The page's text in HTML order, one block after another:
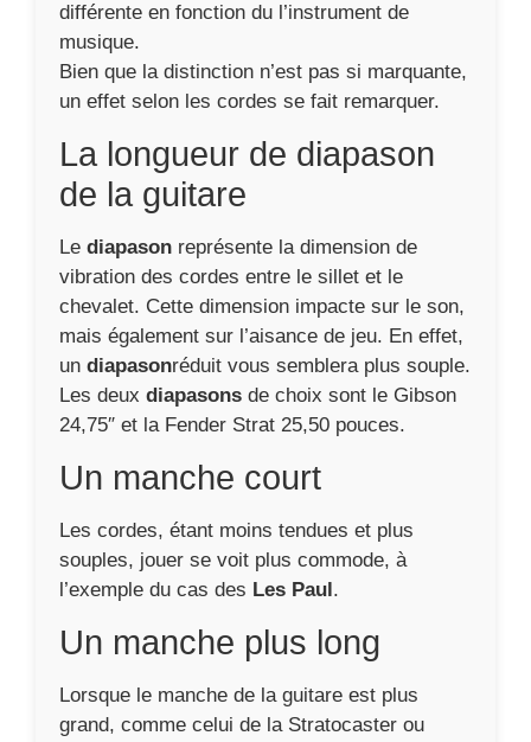
différente en fonction du l’instrument de
musique.
Bien que la distinction n’est pas si marquante,
un effet selon les cordes se fait remarquer.
La longueur de diapason
de la guitare
Le diapason représente la dimension de
vibration des cordes entre le sillet et le
chevalet. Cette dimension impacte sur le son,
mais également sur l’aisance de jeu. En effet,
un diapasonréduit vous semblera plus souple.
Les deux diapasons de choix sont le Gibson
24,75″ et la Fender Strat 25,50 pouces.
Un manche court
Les cordes, étant moins tendues et plus
souples, jouer se voit plus commode, à
l’exemple du cas des Les Paul.
Un manche plus long
Lorsque le manche de la guitare est plus
grand, comme celui de la Stratocaster ou